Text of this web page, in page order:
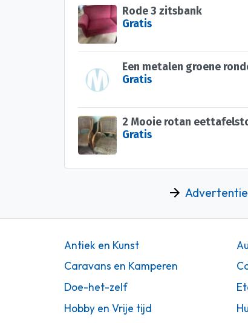
Rode 3 zitsbank
Gratis
Een metalen groene
Gratis
2 Mooie rotan
Gratis
Antiek en Kunst
Caravans en Kamperen
Doe-het-zelf
Hobby en Vrije tijd